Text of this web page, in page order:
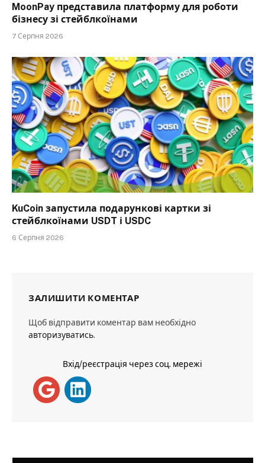
MoonPay представила платформу для роботи
бізнесу зі стейблкоїнами
7 Серпня 2026
KuCoin запустила подарункові картки зі
стейблкоїнами USDT і USDC
6 Серпня 2026
ЗАЛИШИТИ КОМЕНТАР
Щоб відправити коментар вам необхідно
авторизуватись.
Вхід/реєстрація через соц. мережі